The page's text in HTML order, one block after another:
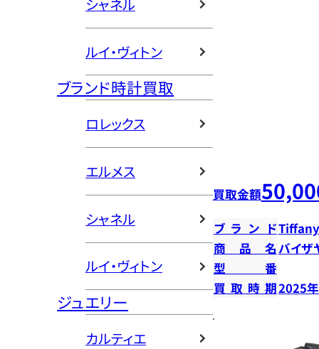
シャネル
ルイ・ヴィトン
ブランド時計買取
ロレックス
エルメス
シャネル
ルイ・ヴィトン
ジュエリー
カルティエ
買取金額
ブランド
商品名バイザ
型番
買取時期2025